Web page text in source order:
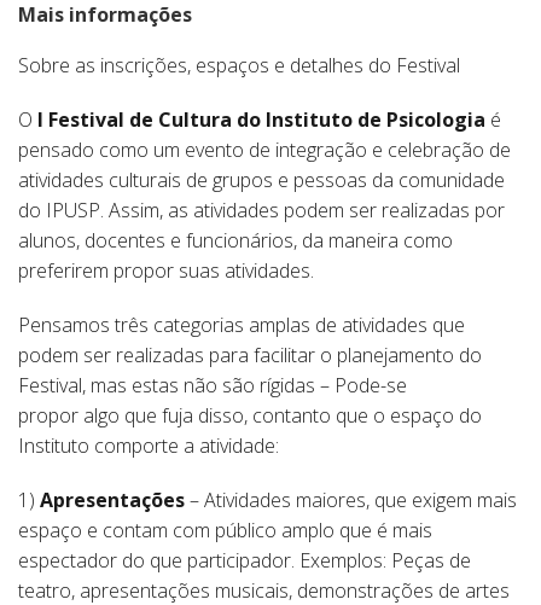
Mais informações
Sobre as inscrições, espaços e detalhes do Festival
O I Festival de Cultura do Instituto de Psicologia é
pensado como um evento de integração e celebração de
atividades culturais de grupos e pessoas da comunidade
do IPUSP. Assim, as atividades podem ser realizadas por
alunos, docentes e funcionários, da maneira como
preferirem propor suas atividades.
Pensamos três categorias amplas de atividades que
podem ser realizadas para facilitar o planejamento do
Festival, mas estas não são rígidas – Pode-se
propor algo que fuja disso, contanto que o espaço do
Instituto comporte a atividade:
1) Apresentações– Atividades maiores, que exigem mais
espaço e contam com público amplo que é mais
espectador do que participador. Exemplos: Peças de
teatro, apresentações musicais, demonstrações de artes